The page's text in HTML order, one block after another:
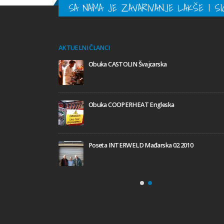
SA NAMA JE ZAVARIVANJE LAKŠE I
AKTUELNI ČLANCI
Obuka CASTOLIN Švajcarska
Obuka COOPERHEAT Engleska
Poseta INTERWELD Mađarska 02.2010